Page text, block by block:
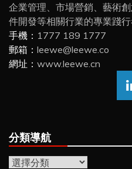
企業管理、市場營銷、藝術
件開發等相關行業的專業踐行
手機： 1777 189 1777
郵箱： leewe@leewe.co
網址： www.leewe.cn
分類導航
分